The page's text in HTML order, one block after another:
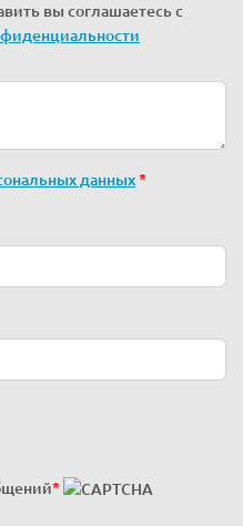
вы соглашаетесь с
данных*
*